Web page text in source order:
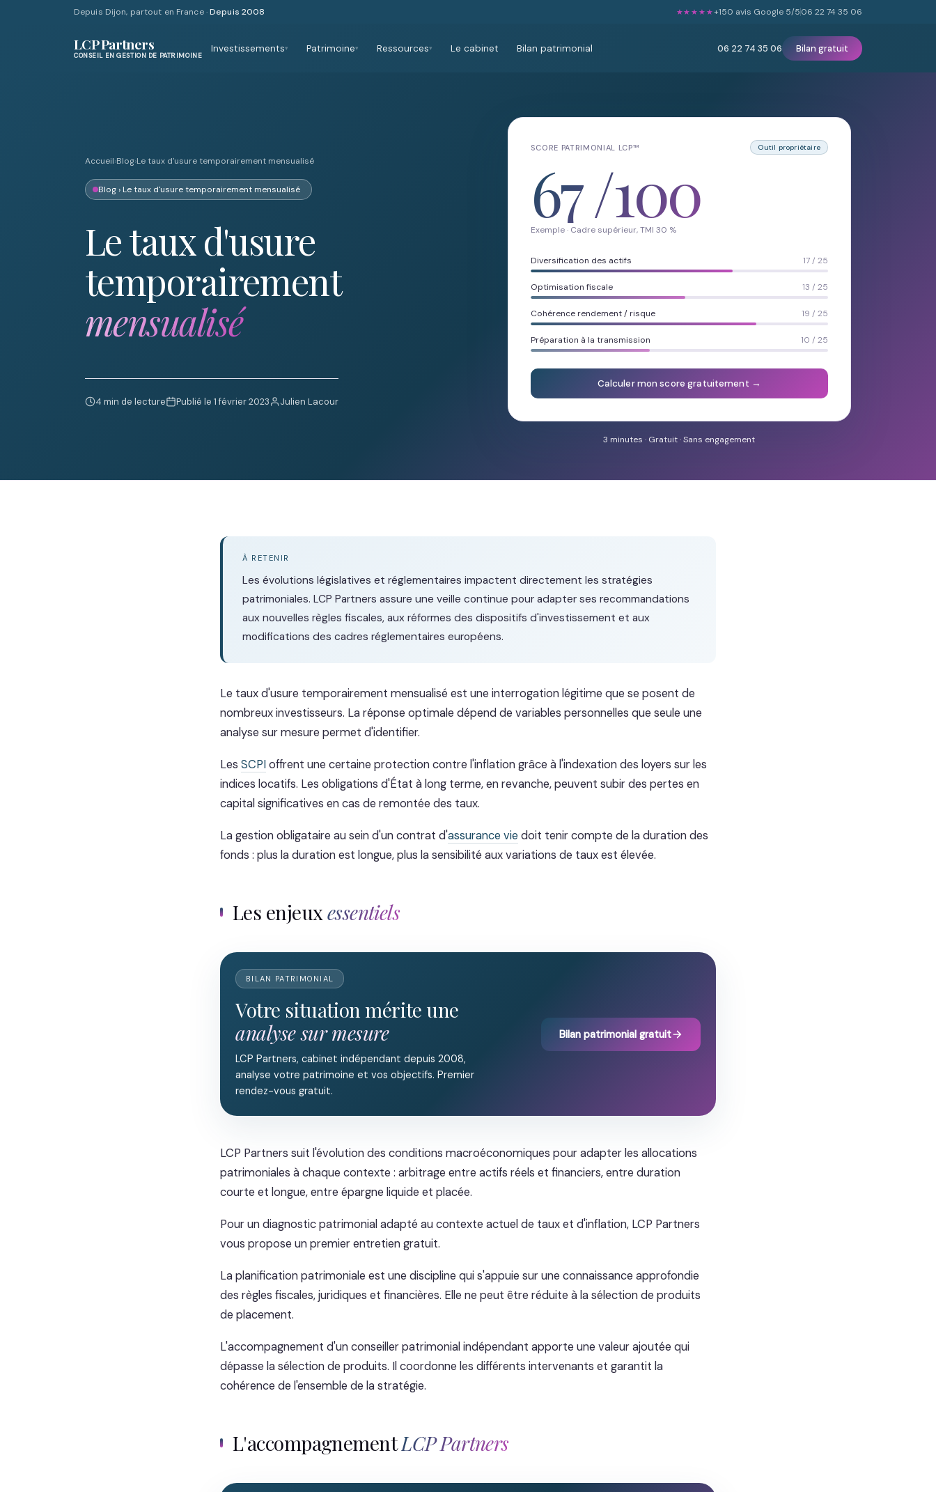
Depuis Dijon, partout en France ·Depuis 2008 ★★★★★+150 avis Google 5/506 22 74 35 06
LCP Partners
CONSEIL EN GESTION DE PATRIMOINE
Investissements▾ Patrimoine▾ Ressources▾ Le cabinet Bilan patrimonial 06 22 74 35 06 Bilan gratuit
Accueil›Blog›Le taux d'usure temporairement mensualisé
Blog › Le taux d'usure temporairement mensualisé
Le taux d'usure
temporairement
mensualisé
4 min de lecture Publié le 1 février 2023 Julien Lacour
SCORE PATRIMONIAL LCP™ Outil propriétaire
67/100
Exemple · Cadre supérieur, TMI 30 %
Diversification des actifs 17 / 25
Optimisation fiscale 13 / 25
Cohérence rendement / risque 19 / 25
Préparation à la transmission 10 / 25
Calculer mon score gratuitement →
3 minutes · Gratuit · Sans engagement
À RETENIR
Les évolutions législatives et réglementaires impactent directement les stratégies
patrimoniales. LCP Partners assure une veille continue pour adapter ses recommandations
aux nouvelles règles fiscales, aux réformes des dispositifs d'investissement et aux
modifications des cadres réglementaires européens.
Le taux d'usure temporairement mensualisé est une interrogation légitime que se posent de
nombreux investisseurs. La réponse optimale dépend de variables personnelles que seule une
analyse sur mesure permet d'identifier.
Les SCPIoffrent une certaine protection contre l'inflation grâce à l'indexation des loyers sur les
indices locatifs. Les obligations d'État à long terme, en revanche, peuvent subir des pertes en
capital significatives en cas de remontée des taux.
La gestion obligataire au sein d'un contrat d'assurance vie doit tenir compte de la duration des
fonds : plus la duration est longue, plus la sensibilité aux variations de taux est élevée.
Les enjeuxessentiels
BILAN PATRIMONIAL
Votre situation mérite une
analyse sur mesure
LCP Partners, cabinet indépendant depuis 2008,
analyse votre patrimoine et vos objectifs. Premier
rendez-vous gratuit.
Bilan patrimonial gratuit
LCP Partners suit l'évolution des conditions macroéconomiques pour adapter les allocations
patrimoniales à chaque contexte : arbitrage entre actifs réels et financiers, entre duration
courte et longue, entre épargne liquide et placée.
Pour un diagnostic patrimonial adapté au contexte actuel de taux et d'inflation, LCP Partners
vous propose un premier entretien gratuit.
La planification patrimoniale est une discipline qui s'appuie sur une connaissance approfondie
des règles fiscales, juridiques et financières. Elle ne peut être réduite à la sélection de produits
de placement.
L'accompagnement d'un conseiller patrimonial indépendant apporte une valeur ajoutée qui
dépasse la sélection de produits. Il coordonne les différents intervenants et garantit la
cohérence de l'ensemble de la stratégie.
L'accompagnementLCP Partners